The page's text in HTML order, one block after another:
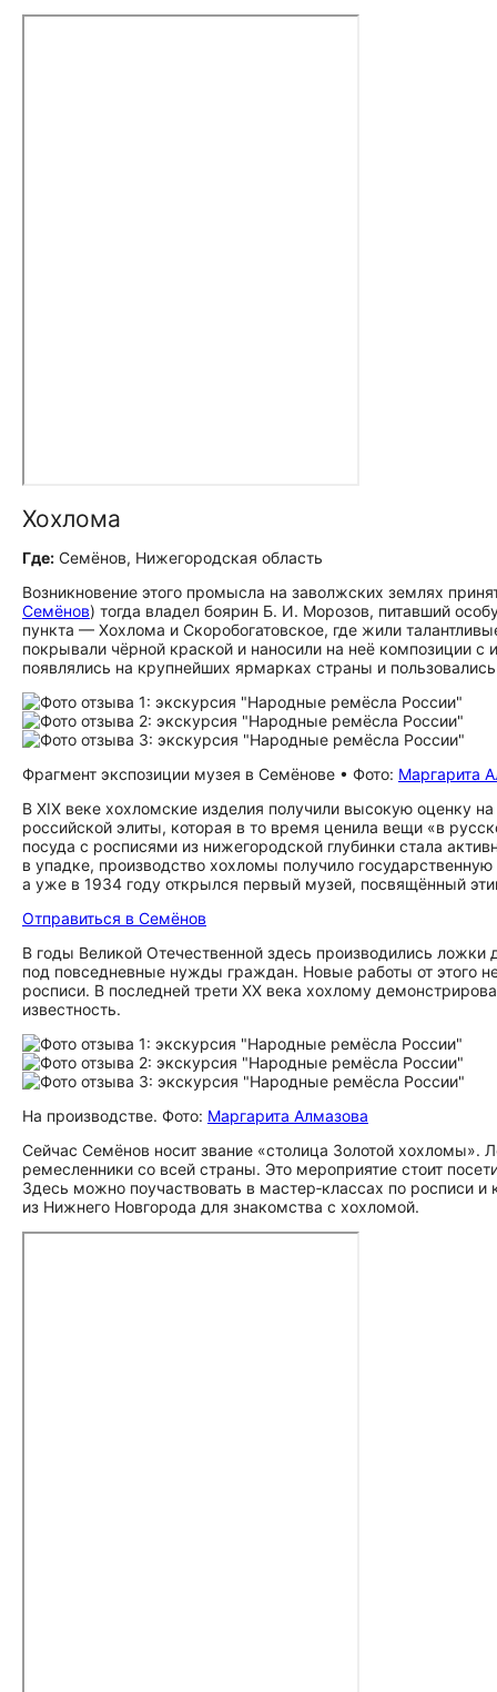
Хохлома
Где: Семёнов, Нижегородская область
Возникновение этого промысла на заволжских землях
Семёнов) тогда владел боярин Б. И. Морозов, питавший
пункта — Хохлома и Скоробогатовское, где жили
покрывали чёрной краской и наносили на неё композиции с
появлялись на крупнейших ярмарках страны и
Фрагмент экспозиции музея в Семёнове • Фото: Маргарита
В XIX веке хохломские изделия получили высокую оценку
российской элиты, которая в то время ценила вещи «в
посуда с росписями из нижегородской глубинки стала
в упадке, производство хохломы получило
а уже в 1934 году открылся первый музей, посвящённый
Отправиться в Семёнов
В годы Великой Отечественной здесь производились
под повседневные нужды граждан. Новые работы от этого
росписи. В последней трети XX века хохлому
известность.
На производстве. Фото: Маргарита Алмазова
Сейчас Семёнов носит звание «столица Золотой
ремесленники со всей страны. Это мероприятие стоит
Здесь можно поучаствовать в мастер‑классах по росписи
из Нижнего Новгорода для знакомства с хохломой.